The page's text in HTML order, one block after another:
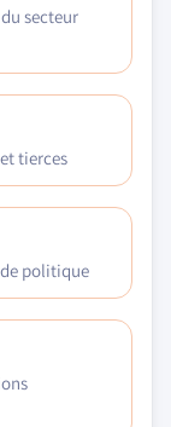
secteur
tierces
politique